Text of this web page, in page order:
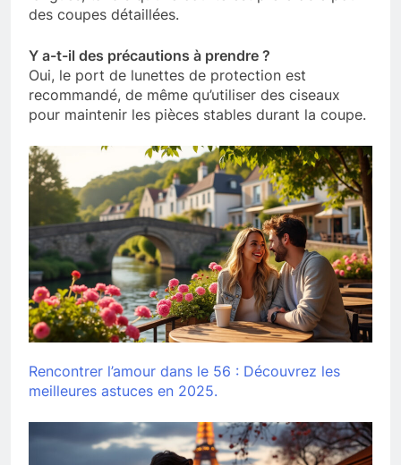
des coupes détaillées.
Y a-t-il des précautions à prendre ?
Oui, le port de lunettes de protection est
recommandé, de même qu’utiliser des ciseaux
pour maintenir les pièces stables durant la coupe.
Rencontrer l’amour dans le 56 : Découvrez les
meilleures astuces en 2025.